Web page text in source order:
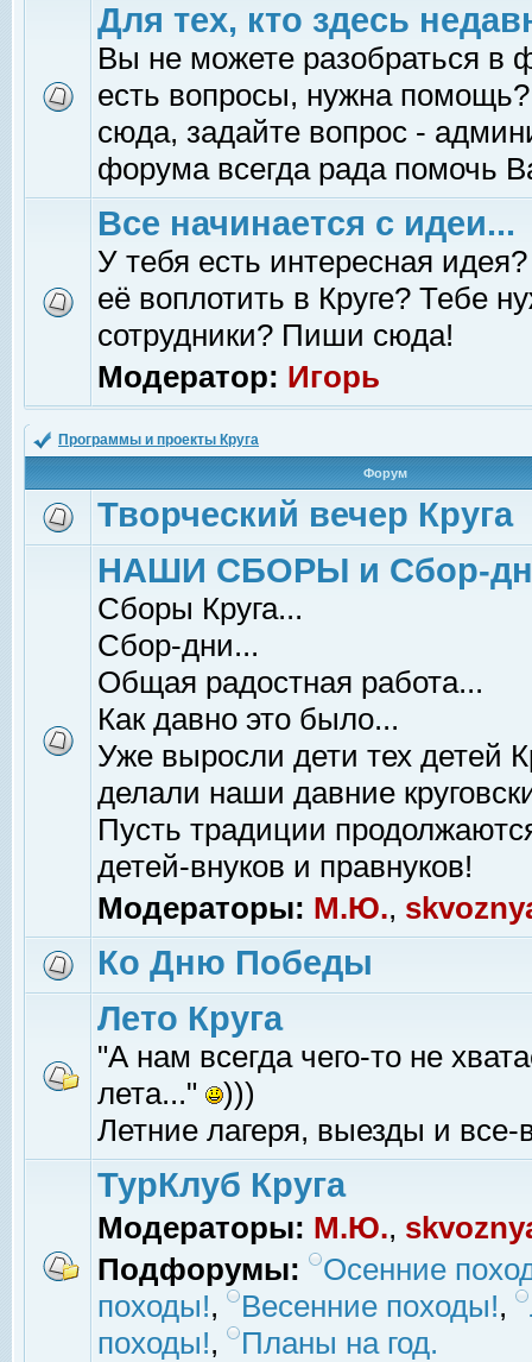
Для тех, кто здесь
Вы не можете разобраться в
есть вопросы, нужна помощь?
сюда, задайте вопрос -
форума всегда рада помочь
Все начинается с идеи...
У тебя есть интересная
её воплотить в Круге? Тебе
сотрудники? Пиши сюда!
Модератор: Игорь
Программы и проекты Круга
Форум
Творческий вечер Круга
НАШИ СБОРЫ и Сбор-
Сборы Круга...
Сбор-дни...
Общая радостная работа...
Как давно это было...
Уже выросли дети тех детей
делали наши давние
Пусть традиции
детей-внуков и правнуков!
Модераторы: М.Ю.,
Ко Дню Победы
Лето Круга
"А нам всегда чего-то не
лета..."
)))
Летние лагеря, выезды и все-
ТурКлуб Круга
Модераторы: М.Ю.,
Подфорумы:
Осенние
походы!, Весенние походы!,
походы!, Планы на год.